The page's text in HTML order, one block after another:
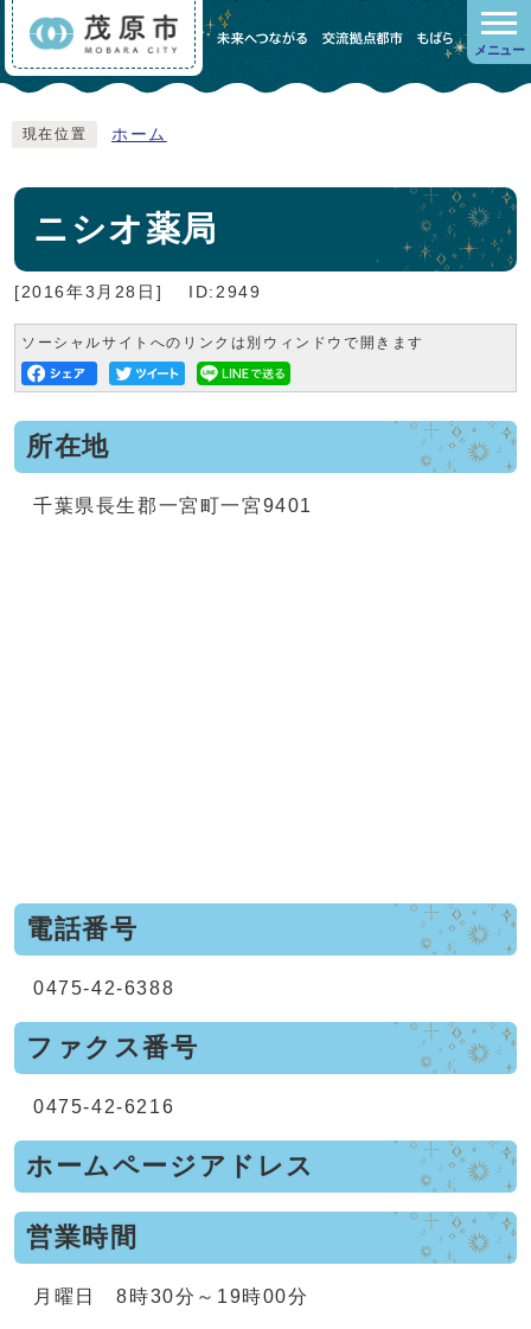
メニュー
現在位置 ホーム
ニシオ薬局
[2016年3月28日] ID:2949
ソーシャルサイトへのリンクは別ウィンドウで開きます
所在地
千葉県長生郡一宮町一宮9401
電話番号
0475-42-6388
ファクス番号
0475-42-6216
ホームページアドレス
営業時間
月曜日 8時30分～19時00分